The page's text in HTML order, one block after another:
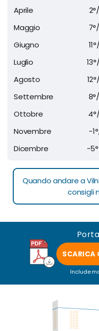
Aprile
Maggio
Giugno
Luglio
Agosto
Settembre
Ottobre
Novembre
-
Dicembre
-
Quando andare a
consigli
SCARICA
Include